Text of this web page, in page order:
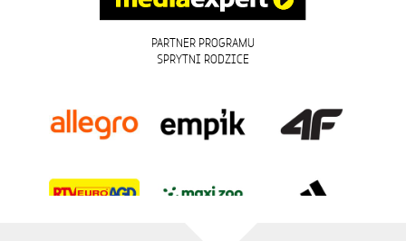
PARTNER PROGRAMU
SPRYTNI RODZICE